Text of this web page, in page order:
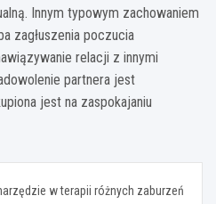
Innym typowym zachowaniem
zagłuszenia poczucia
relacji z innymi
partnera jest
jest na zaspokajaniu
w terapii różnych zaburzeń